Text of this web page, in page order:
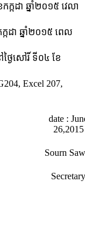
ក្កដា ឆ្នាំ២០១៥​ វេលា
ដា ឆ្នាំ២០១៥ ​​ពេល
ងៃសៅរិ៍ ទី០៤​ ខែ
Excel 207,
date :
26,2015
Sourn
Secretary